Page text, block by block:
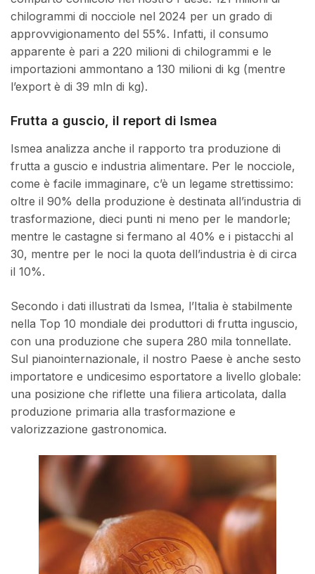
chilogrammi di nocciole nel 2024 per un grado di
approvvigionamento del 55%. Infatti, il consumo
apparente è pari a 220 milioni di chilogrammi e le
importazioni ammontano a 130 milioni di kg (mentre
l’export è di 39 mln di kg).
Frutta a guscio, il report di Ismea
Ismea analizza anche il rapporto tra produzione di
frutta a guscio e industria alimentare. Per le nocciole,
come è facile immaginare, c’è un legame strettissimo:
oltre il 90% della produzione è destinata all’industria di
trasformazione, dieci punti ni meno per le mandorle;
mentre le castagne si fermano al 40% e i pistacchi al
30, mentre per le noci la quota dell’industria è di circa
il 10%.
Secondo i dati illustrati da Ismea, l’Italia è stabilmente
nella Top 10 mondiale dei produttori di frutta inguscio,
con una produzione che supera 280 mila tonnellate.
Sul pianointernazionale, il nostro Paese è anche sesto
importatore e undicesimo esportatore a livello globale:
una posizione che riflette una filiera articolata, dalla
produzione primaria alla trasformazione e
valorizzazione gastronomica.